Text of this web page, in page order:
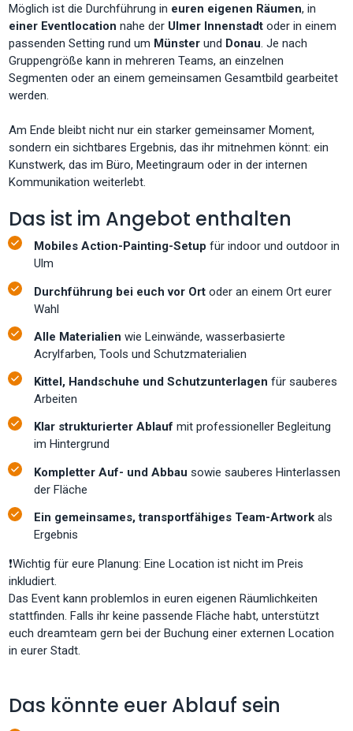
Möglich ist die Durchführung in euren eigenen Räumen, in
einer Eventlocationnahe der Ulmer Innenstadt oder in einem
passenden Setting rund um Münsterund Donau. Je nach
Gruppengröße kann in mehreren Teams, an einzelnen
Segmenten oder an einem gemeinsamen Gesamtbild gearbeitet
werden.
Am Ende bleibt nicht nur ein starker gemeinsamer Moment,
sondern ein sichtbares Ergebnis, das ihr mitnehmen könnt: ein
Kunstwerk, das im Büro, Meetingraum oder in der internen
Kommunikation weiterlebt.
Das ist im Angebot enthalten
Mobiles Action-Painting-Setup für indoor und outdoor in
Ulm
Durchführung bei euch vor Ortoder an einem Ort eurer
Wahl
Alle Materialien wie Leinwände, wasserbasierte
Acrylfarben, Tools und Schutzmaterialien
Kittel, Handschuhe und Schutzunterlagen für sauberes
Arbeiten
Klar strukturierter Ablaufmit professioneller Begleitung
im Hintergrund
Kompletter Auf- und Abbau sowie sauberes Hinterlassen
der Fläche
Ein gemeinsames, transportfähiges Team-Artworkals
Ergebnis
❗Wichtig für eure Planung: Eine Location ist nicht im Preis
inkludiert.
Das Event kann problemlos in euren eigenen Räumlichkeiten
stattfinden. Falls ihr keine passende Fläche habt, unterstützt
euch dreamteam gern bei der Buchung einer externen Location
in eurer Stadt.
Das könnte euer Ablauf sein